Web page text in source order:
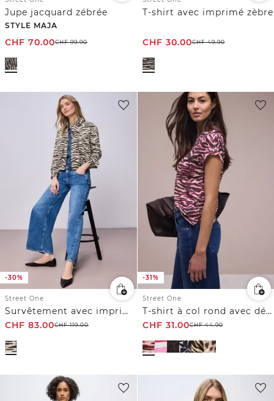
Jupe jacquard zébrée
STYLE MAJA
CHF 70.00CHF99.90
T-shirt avec imprimé zèbre
CHF 30.00CHF49.90
-30%
Street One
Survêtement avec imprimé zèbre
CHF 83.00CHF119.00
-31%
Street One
T-shirt à col rond avec détails de boutons
CHF 31.00CHF44.90